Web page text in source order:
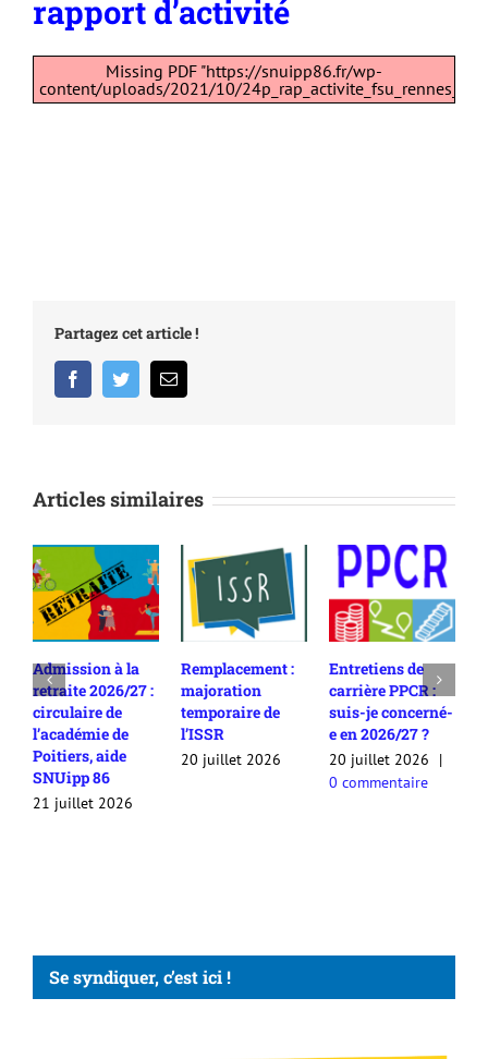
rapport d’activité
Missing PDF "https://snuipp86.fr/wp-
content/uploads/2021/10/
Partagez cet article !
FacebookTwitterEmail
Articles similaires
Admission à la
retraite 2026/27 :
circulaire de
l’académie de
Poitiers, aide
SNUipp 86
21 juillet 2026
Remplacement :
majoration
temporaire de
l’ISSR
20 juillet 2026
Entretiens de
carrière PPCR :
suis-je concerné-
e en 2026/27 ?
20 juillet 2026
|
0 commentaire
Se syndiquer, c’est ici !